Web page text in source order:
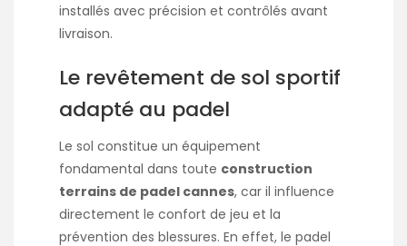
installés avec précision et contrôlés avant
livraison.
Le revêtement de sol sportif
adapté au padel
Le sol constitue un équipement
fondamental dans toute construction
terrains de padel cannes, car il influence
directement le confort de jeu et la
prévention des blessures. En effet, le padel